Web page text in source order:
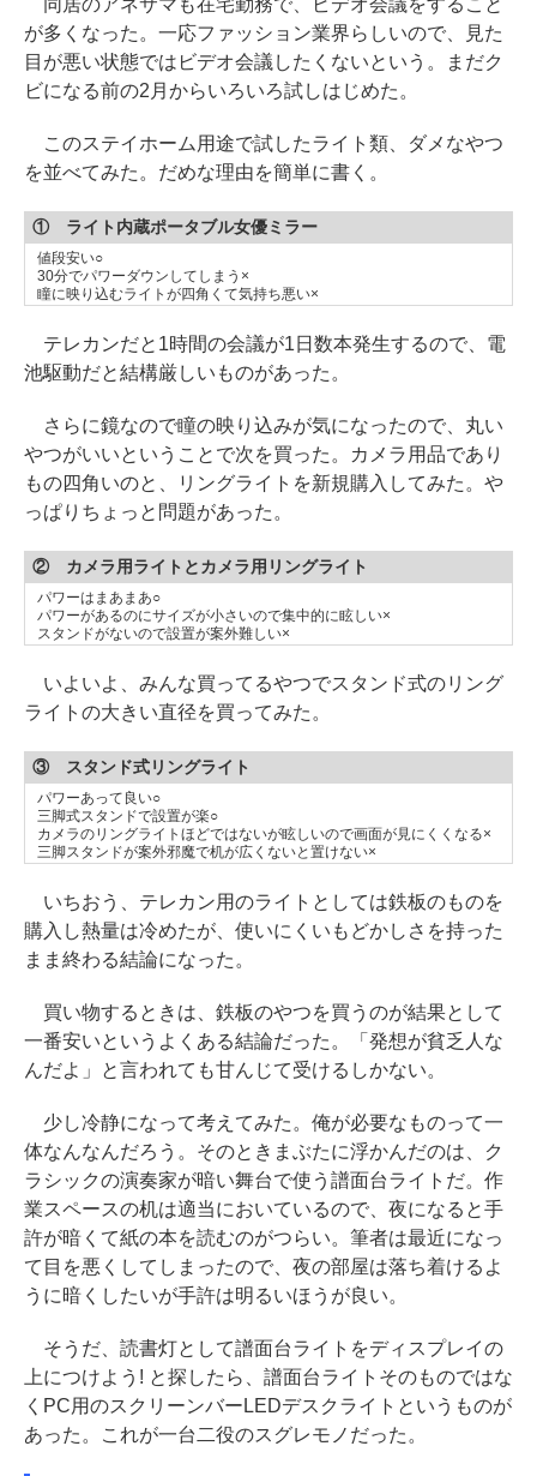
が多くなった。一応ファッション業界らしいので、見た
目が悪い状態ではビデオ会議したくないという。まだク
ビになる前の2月からいろいろ試しはじめた。
このステイホーム用途で試したライト類、ダメなやつ
を並べてみた。だめな理由を簡単に書く。
① ライト内蔵ポータブル女優ミラー
値段安い○
30分でパワーダウンしてしまう×
瞳に映り込むライトが四角くて気持ち悪い×
テレカンだと1時間の会議が1日数本発生するので、電
池駆動だと結構厳しいものがあった。
さらに鏡なので瞳の映り込みが気になったので、丸い
やつがいいということで次を買った。カメラ用品であり
もの四角いのと、リングライトを新規購入してみた。や
っぱりちょっと問題があった。
② カメラ用ライトとカメラ用リングライト
パワーはまあまあ○
パワーがあるのにサイズが小さいので集中的に眩しい×
スタンドがないので設置が案外難しい×
いよいよ、みんな買ってるやつでスタンド式のリング
ライトの大きい直径を買ってみた。
③ スタンド式リングライト
パワーあって良い○
三脚式スタンドで設置が楽○
カメラのリングライトほどではないが眩しいので画面が見にくくなる×
三脚スタンドが案外邪魔で机が広くないと置けない×
いちおう、テレカン用のライトとしては鉄板のものを
購入し熱量は冷めたが、使いにくいもどかしさを持った
まま終わる結論になった。
買い物するときは、鉄板のやつを買うのが結果として
一番安いというよくある結論だった。「発想が貧乏人な
んだよ」と言われても甘んじて受けるしかない。
少し冷静になって考えてみた。俺が必要なものって一
体なんなんだろう。そのときまぶたに浮かんだのは、ク
ラシックの演奏家が暗い舞台で使う譜面台ライトだ。作
業スペースの机は適当においているので、夜になると手
許が暗くて紙の本を読むのがつらい。筆者は最近になっ
て目を悪くしてしまったので、夜の部屋は落ち着けるよ
うに暗くしたいが手許は明るいほうが良い。
そうだ、読書灯として譜面台ライトをディスプレイの
上につけよう! と探したら、譜面台ライトそのものではな
くPC用のスクリーンバーLEDデスクライトというものが
あった。これが一台二役のスグレモノだった。